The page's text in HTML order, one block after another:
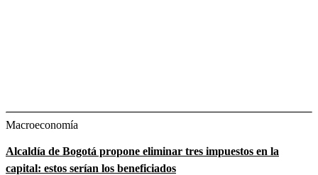
Macroeconomía
Alcaldía de Bogotá propone eliminar tres impuestos en la
capital: estos serían los beneficiados